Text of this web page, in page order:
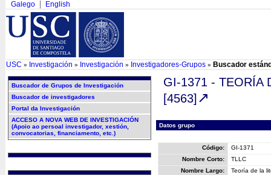
Galego English
USC » Investigación » Investigación » Investigadores-Grupos » Buscador
Buscador de Grupos de Investigación
Buscador de investigadores
Portal da Investigación
ACCESO A NOVA WEB DE INVESTIGACIÓN
(Apoio ao persoal investigador, xestión,
convocatorias, financiamento, etc.)
GI-1371 - TEORÍA
[4563]
Datos grupo
Código:
GI-1371
Nombre Corto:
TLLC
Nombre Largo:
Teoría de la